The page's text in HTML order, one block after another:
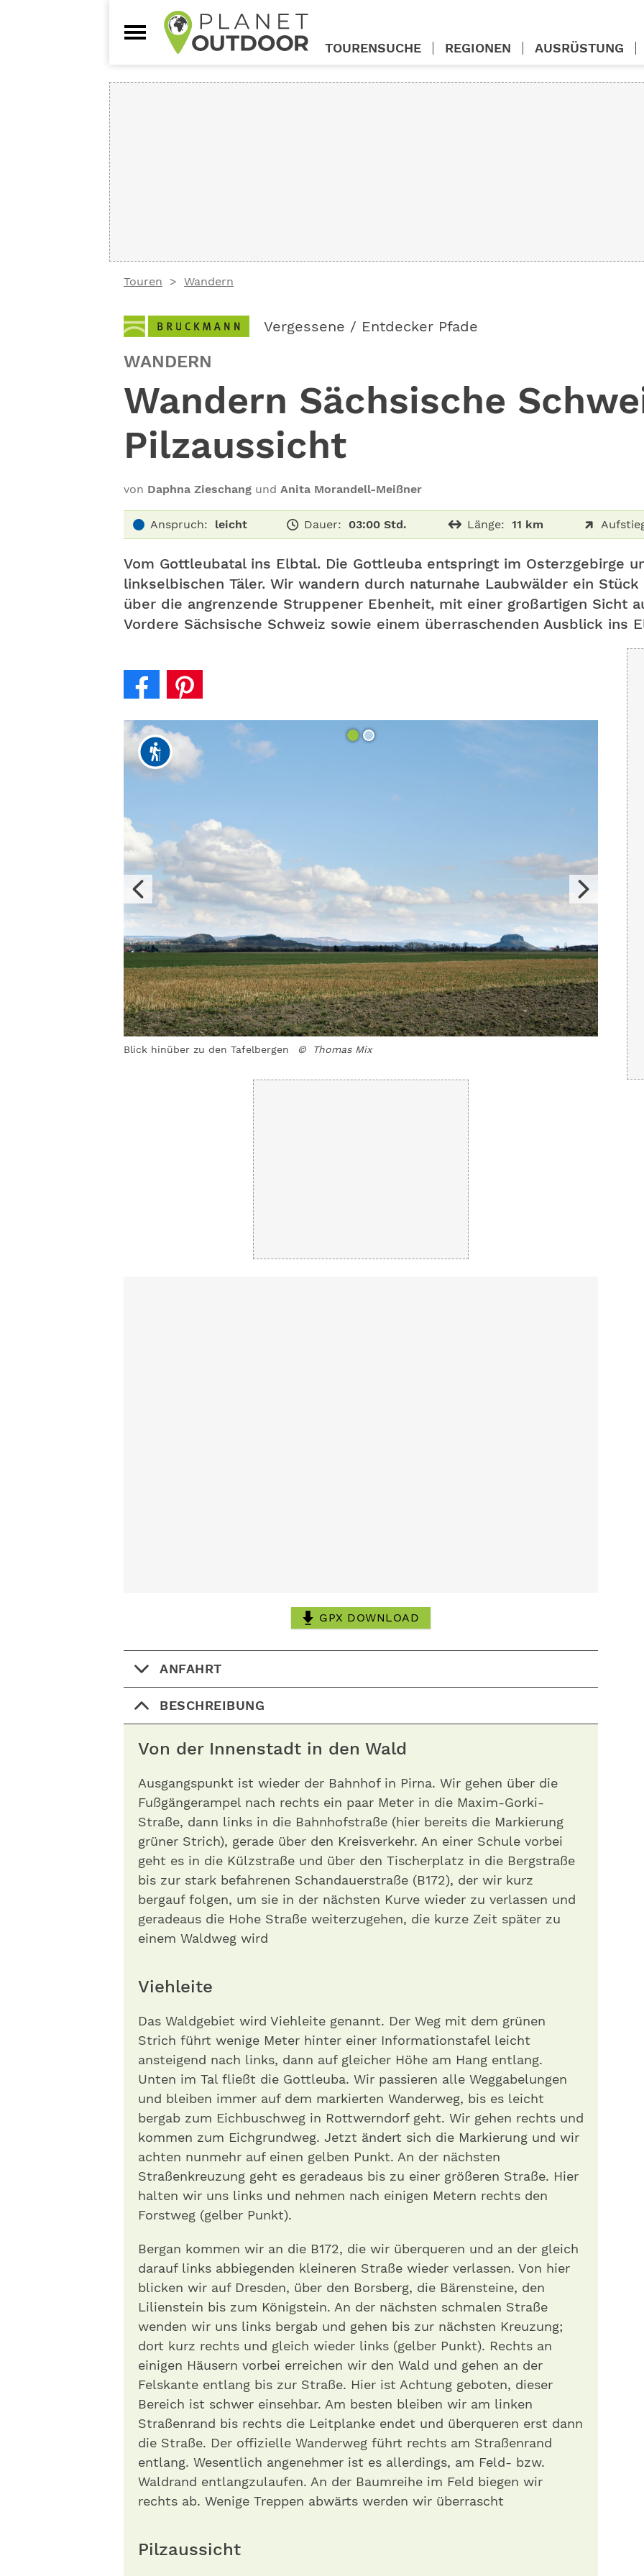
Touren Wandern
Vergessene / Entdecker Pfade
WANDERN
Wandern Sächsische
Pilzaussicht
von Daphna Zieschang und Anita Morandell-Meißner
Anspruch: leicht Dauer: 03:00 Std. Länge: 11 km
Vom Gottleubatal ins Elbtal. Die Gottleuba entspringt im Osterzgebirge
linkselbischen Täler. Wir wandern durch naturnahe Laubwälder ein
über die angrenzende Struppener Ebenheit, mit einer großartigen Sicht
Vordere Sächsische Schweiz sowie einem überraschenden Ausblick ins
Blick hinüber zu den Tafelbergen © Thomas Mix Weg
GPX DOWNLOAD
ANFAHRT
BESCHREIBUNG
Von der Innenstadt in den Wald
Ausgangspunkt ist wieder der Bahnhof in Pirna. Wir gehen über die
Fußgängerampel nach rechts ein paar Meter in die Maxim-Gorki-
Straße, dann links in die Bahnhofstraße (hier bereits die Markierung
grüner Strich), gerade über den Kreisverkehr. An einer Schule vorbei
geht es in die Külzstraße und über den Tischerplatz in die Bergstraße
bis zur stark befahrenen Schandauerstraße (B172), der wir kurz
bergauf folgen, um sie in der nächsten Kurve wieder zu verlassen und
geradeaus die Hohe Straße weiterzugehen, die kurze Zeit später zu
einem Waldweg wird
Viehleite
Das Waldgebiet wird Viehleite genannt. Der Weg mit dem grünen
Strich führt wenige Meter hinter einer Informationstafel leicht
ansteigend nach links, dann auf gleicher Höhe am Hang entlang.
Unten im Tal fließt die Gottleuba. Wir passieren alle Weggabelungen
und bleiben immer auf dem markierten Wanderweg, bis es leicht
bergab zum Eichbuschweg in Rottwerndorf geht. Wir gehen rechts und
kommen zum Eichgrundweg. Jetzt ändert sich die Markierung und wir
achten nunmehr auf einen gelben Punkt. An der nächsten
Straßenkreuzung geht es geradeaus bis zu einer größeren Straße. Hier
halten wir uns links und nehmen nach einigen Metern rechts den
Forstweg (gelber Punkt).
Bergan kommen wir an die B172, die wir überqueren und an der gleich
darauf links abbiegenden kleineren Straße wieder verlassen. Von hier
blicken wir auf Dresden, über den Borsberg, die Bärensteine, den
Lilienstein bis zum Königstein. An der nächsten schmalen Straße
wenden wir uns links bergab und gehen bis zur nächsten Kreuzung;
dort kurz rechts und gleich wieder links (gelber Punkt). Rechts an
einigen Häusern vorbei erreichen wir den Wald und gehen an der
Felskante entlang bis zur Straße. Hier ist Achtung geboten, dieser
Bereich ist schwer einsehbar. Am besten bleiben wir am linken
Straßenrand bis rechts die Leitplanke endet und überqueren erst dann
die Straße. Der offizielle Wanderweg führt rechts am Straßenrand
entlang. Wesentlich angenehmer ist es allerdings, am Feld- bzw.
Waldrand entlangzulaufen. An der Baumreihe im Feld biegen wir
rechts ab. Wenige Treppen abwärts werden wir überrascht
Pilzaussicht
TOURENSUCHE REGIONEN AUSRÜSTUNG